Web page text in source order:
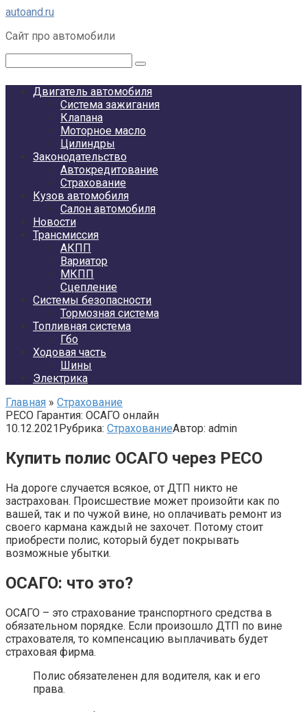
Перейти
контенту
autoand.ru
Сайт про автомобили
Двигатель автомобиля
Система зажигания
Клапана
Моторное масло
Цилиндры
Законодательство
Автокредитование
Страхование
Кузов автомобиля
Салон автомобиля
Новости
Трансмиссия
АКПП
Вариатор
МКПП
Сцепление
Системы безопасности
Тормозная система
Топливная система
Гбо
Ходовая часть
Шины
Электрика
Главная » Страхование
РЕСО Гарантия: ОСАГО онлайн
10.12.2021Рубрика: СтрахованиеАвтор: admin
Купить полис ОСАГО через РЕСО
На дороге случается всякое, от ДТП никто не
застрахован. Происшествие может произойти как по
вашей, так и по чужой вине, но оплачивать ремонт из
своего кармана каждый не захочет. Потому стоит
приобрести полис, который будет покрывать
возможные убытки.
ОСАГО: что это?
ОСАГО – это страхование транспортного средства в
обязательном порядке. Если произошло ДТП по вине
страхователя, то компенсацию выплачивать будет
страховая фирма.
Полис обязателенен для водителя, как и его
права.